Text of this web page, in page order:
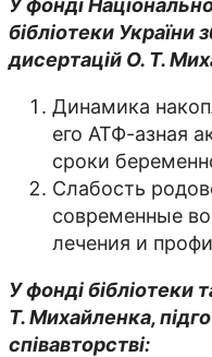
бібліотеки України
дисертацій О. Т.
Динамика
его АТФ-азная
сроки
Слабость
современные
лечения и
У фонді бібліотеки
Т. Михайленка,
співавторстві: